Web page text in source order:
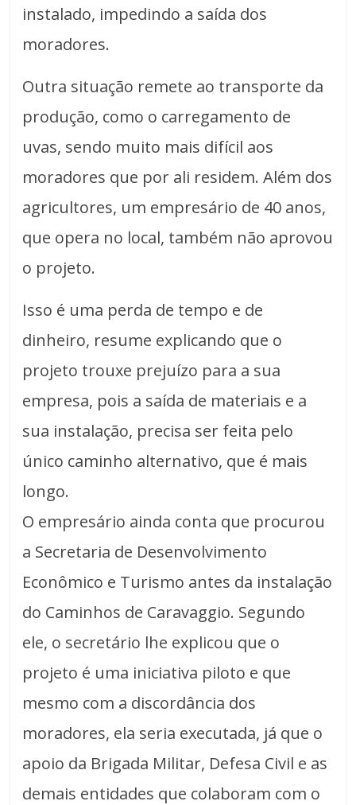
instalado, impedindo a saída dos
moradores.
Outra situação remete ao transporte da
produção, como o carregamento de
uvas, sendo muito mais difícil aos
moradores que por ali residem. Além dos
agricultores, um empresário de 40 anos,
que opera no local, também não aprovou
o projeto.
Isso é uma perda de tempo e de
dinheiro, resume explicando que o
projeto trouxe prejuízo para a sua
empresa, pois a saída de materiais e a
sua instalação, precisa ser feita pelo
único caminho alternativo, que é mais
longo.
O empresário ainda conta que procurou
a Secretaria de Desenvolvimento
Econômico e Turismo antes da instalação
do Caminhos de Caravaggio. Segundo
ele, o secretário lhe explicou que o
projeto é uma iniciativa piloto e que
mesmo com a discordância dos
moradores, ela seria executada, já que o
apoio da Brigada Militar, Defesa Civil e as
demais entidades que colaboram com o